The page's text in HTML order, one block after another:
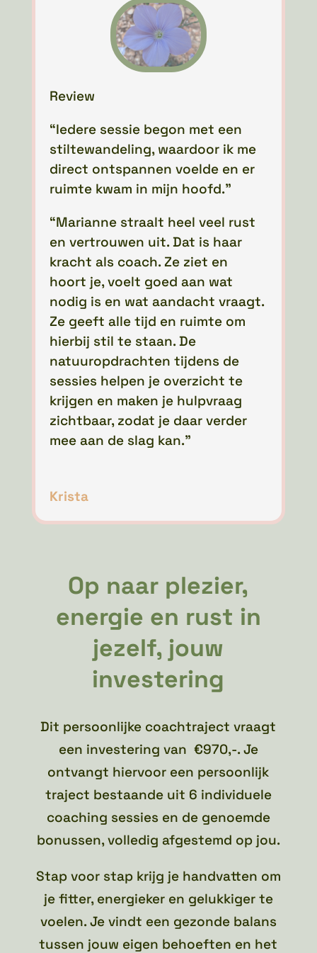
Review
“Iedere sessie begon met een
stiltewandeling, waardoor ik me
direct ontspannen voelde en er
ruimte kwam in mijn hoofd.”
“Marianne straalt heel veel rust
en vertrouwen uit. Dat is haar
kracht als coach. Ze ziet en
hoort je, voelt goed aan wat
nodig is en wat aandacht vraagt.
Ze geeft alle tijd en ruimte om
hierbij stil te staan. De
natuuropdrachten tijdens de
sessies helpen je overzicht te
krijgen en maken je hulpvraag
zichtbaar, zodat je daar verder
mee aan de slag kan.”
Krista
Op naar plezier,
energie en rust in
jezelf, jouw
investering
Dit persoonlijke coachtraject vraagt
een investering van €970,-. Je
ontvangt hiervoor een persoonlijk
traject bestaande uit 6 individuele
coaching sessies en de genoemde
bonussen, volledig afgestemd op jou.
Stap voor stap krijg je handvatten om
je fitter, energieker en gelukkiger te
voelen. Je vindt een gezonde balans
tussen jouw eigen behoeften en het